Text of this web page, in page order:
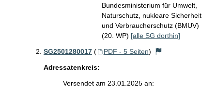
Bundesministerium für Umwelt,
Naturschutz, nukleare Sicherheit
und Verbraucherschutz (BMUV)
(20. WP) [alle SG dorthin]
SG2501280017 ( PDF - 5 Seiten)
Adressatenkreis:
Versendet am 23.01.2025 an: